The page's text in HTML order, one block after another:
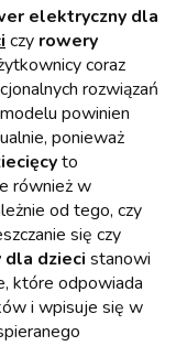
elektryczny dla
czy rowery
coraz
rozwiązań
powinien
ponieważ
to
również w
od tego, czy
się czy
dzieci stanowi
które odpowiada
i wpisuje się w